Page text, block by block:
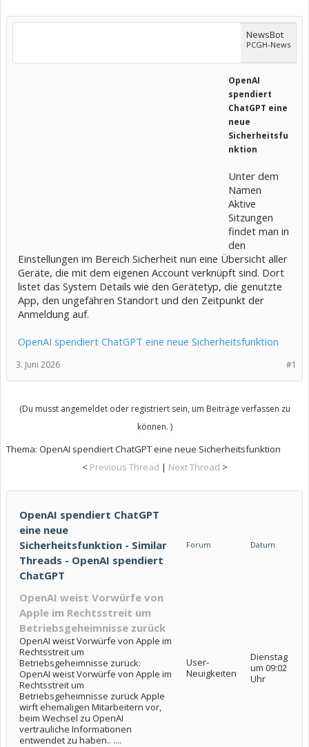
NewsBot
PCGH-News
OpenAI
spendiert
ChatGPT eine
neue
Sicherheitsfu
nktion
Unter dem
Namen
Aktive
Sitzungen
findet man in
den
Einstellungen im Bereich Sicherheit nun eine Übersicht aller
Geräte, die mit dem eigenen Account verknüpft sind. Dort
listet das System Details wie den Gerätetyp, die genutzte
App, den ungefähren Standort und den Zeitpunkt der
Anmeldung auf.
OpenAI spendiert ChatGPT eine neue Sicherheitsfunktion
#1
3. Juni 2026
(Du musst angemeldet oder registriert sein, um Beiträge verfassen zu
können. )
Thema: OpenAI spendiert ChatGPT eine neue Sicherheitsfunktion
< Previous Thread | Next Thread >
OpenAI spendiert ChatGPT
eine neue
Sicherheitsfunktion - Similar
Threads - OpenAI spendiert
ChatGPT
Forum Datum
OpenAI weist Vorwürfe von
Apple im Rechtsstreit um
Betriebsgeheimnisse zurück
OpenAI weist Vorwürfe von Apple im
Rechtsstreit um
Betriebsgeheimnisse zurück:
OpenAI weist Vorwürfe von Apple im
Rechtsstreit um
Betriebsgeheimnisse zurück Apple
wirft ehemaligen Mitarbeitern vor,
beim Wechsel zu OpenAI
vertrauliche Informationen
entwendet zu haben.. ....
User-
Neuigkeiten
Dienstag
um 09:02
Uhr